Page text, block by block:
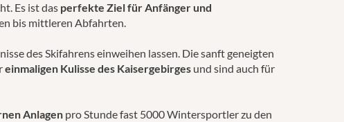
Es ist das perfekte Ziel für Anfänger und
bis mittleren Abfahrten.
des Skifahrens einweihen lassen. Die sanft geneigten
einmaligen Kulisse des Kaisergebirges und sind auch für
Anlagen pro Stunde fast 5000 Wintersportler zu den